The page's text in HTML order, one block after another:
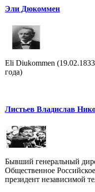
Эли Дюкоммен
Eli Diukommen
года)
Листьев Владислав
Бывший генеральный
Общественное
президент независимой